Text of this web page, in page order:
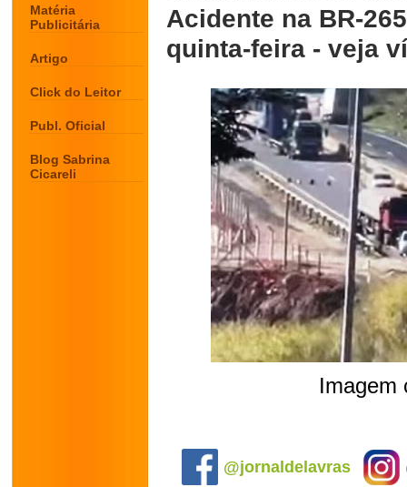
Matéria
Publicitária
Artigo
Click do Leitor
Publ. Oficial
Blog Sabrina
Cicareli
Acidente na BR-
quinta-feira - veja
Imagem
@jornaldelavras